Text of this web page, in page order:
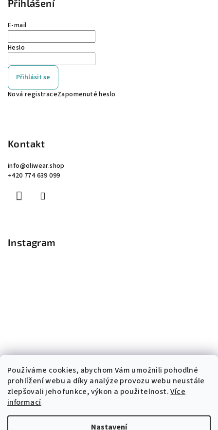
Používáme cookies, abychom Vám umožnili pohodlné
prohlížení webu a díky analýze provozu webu neustále
zlepšovali jeho funkce, výkon a použitelnost.Více
informací
Nastavení
Přihlášení
E-mail
Heslo
Přihlásit se
Nová registraceZapomenuté heslo
Kontakt
info@oliwear.shop
+420 774 639 099
Instagram
Sledovat na Instagramu